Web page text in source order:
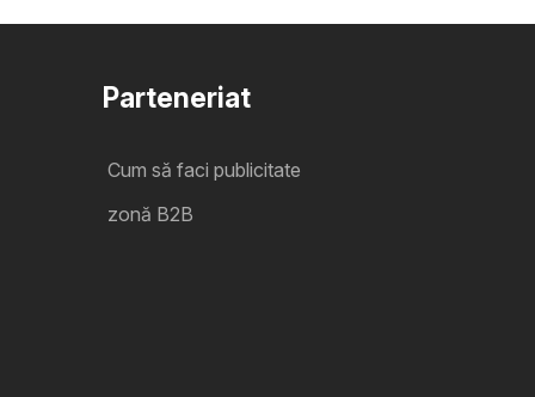
Parteneriat
Cum să faci publicitate
zonă B2B